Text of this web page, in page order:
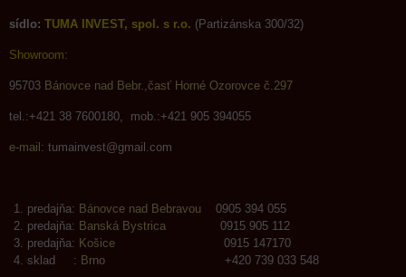
sídlo: TUMA INVEST, spol. s r.o. (Partizánska 300/32)
Showroom:
95703 Bánovce nad Bebr.,časť Horné Ozorovce č.297
tel.:+421 38 7600180, mob.:+421 905 394055
e-mail: tumainvest@gmail.com
predajňa: Bánovce nad Bebravou 0905 394 055
predajňa: Banská Bystrica 0915 905 112
predajňa: Košice 0915 147170
sklad : Brno +420 739 033 548